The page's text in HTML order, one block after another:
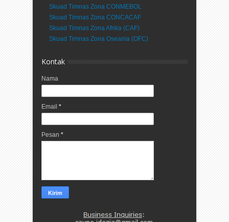
Skuad Timnas Zona CONMEBOL
Skuad Timnas Zona CONCACAF
Skuad Timnas Zona Afrika (CAF)
Skuad Timnas Zona Oseania (OFC)
Kontak
Nama
Email *
Pesan *